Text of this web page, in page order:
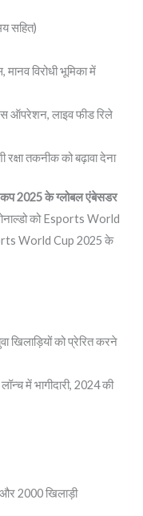
सहित)
विरोधी भूमिका में
ऑपरेशन, लाइव फीड रिले
तकनीक को बढ़ावा देना
कप 2025 के ग्लोबल एंबेसडर
को Esports World
World Cup 2025 के
खिलाड़ियों को प्रेरित करने
में भागीदारी, 2024 की
2000 खिलाड़ी